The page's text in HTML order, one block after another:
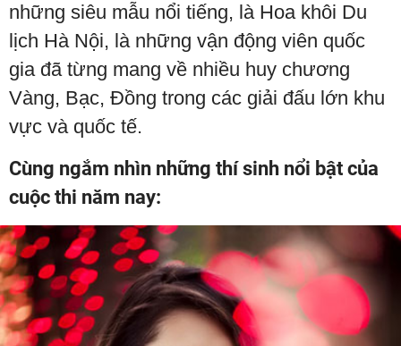
những siêu mẫu nổi tiếng, là Hoa khôi Du
lịch Hà Nội, là những vận động viên quốc
gia đã từng mang về nhiều huy chương
Vàng, Bạc, Đồng trong các giải đấu lớn khu
vực và quốc tế.
Cùng ngắm nhìn những thí sinh nổi bật của
cuộc thi năm nay: